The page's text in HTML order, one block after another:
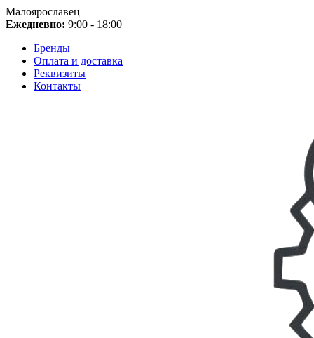
Малоярославец
Ежедневно: 9:00 - 18:00
Бренды
Оплата и доставка
Реквизиты
Контакты